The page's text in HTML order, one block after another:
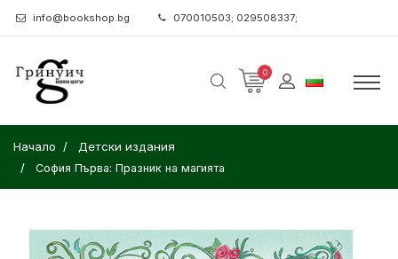
info@bookshop.bg 070010503; 029508337;
0
Начало Детски издания
София Първа: Празник на магията